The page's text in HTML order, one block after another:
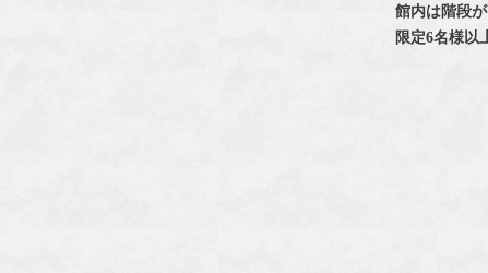
館内は階段が
限定6名様以